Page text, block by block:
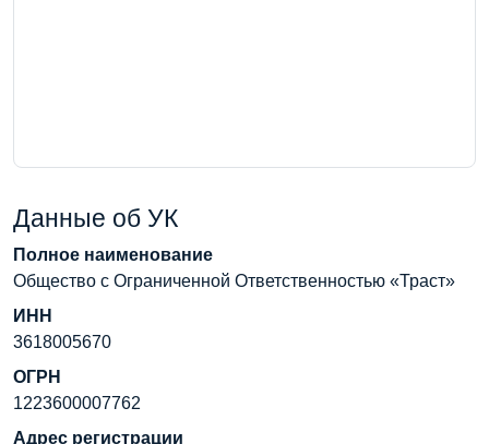
Данные об УК
Полное наименование
Общество с Ограниченной Ответственностью «Траст»
ИНН
3618005670
ОГРН
1223600007762
Адрес регистрации